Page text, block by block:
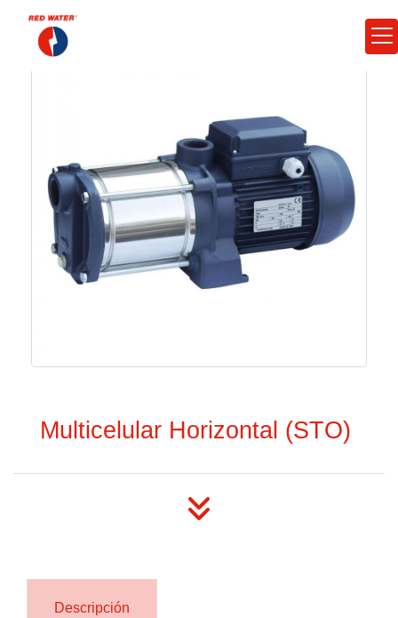
Multicelular Horizontal (STO)
Descripción